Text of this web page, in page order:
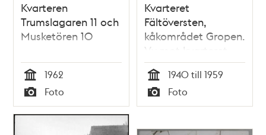
Kvarteren
Trumslagaren 11 och
Musketören 10
Tid
1962
Typ
Foto
Kvarteret
Fältöversten,
kåkområdet Gropen.
Vy mot kvarteret
Trumslagaren/
Tid
1940 till 1959
Typ
Foto